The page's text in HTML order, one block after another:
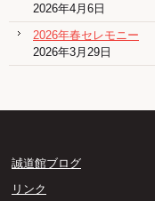
2026年4月6日
2026年春セレモニー
2026年3月29日
誠道館ブログ
リンク